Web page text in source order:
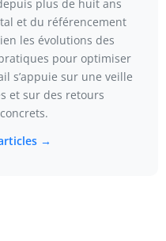
plus de huit ans
et du référencement
les évolutions des
pour optimiser
s’appuie sur une veille
et sur des retours
→